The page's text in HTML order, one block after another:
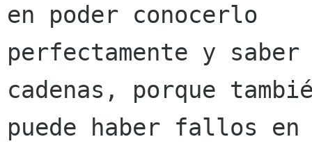
en poder conocerlo
perfectamente y
cadenas, porque
puede haber fallos en